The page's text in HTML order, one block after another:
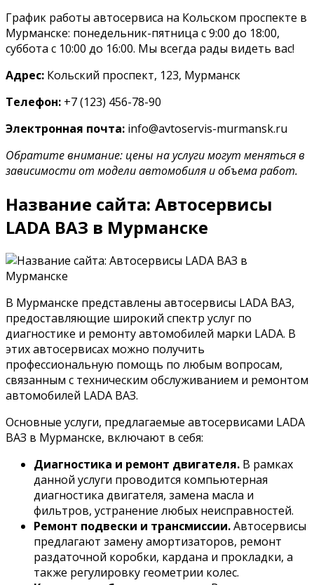
График работы автосервиса на Кольском проспекте в
Мурманске: понедельник-пятница с 9:00 до 18:00,
суббота с 10:00 до 16:00. Мы всегда рады видеть вас!
Адрес: Кольский проспект, 123, Мурманск
Телефон: +7 (123) 456-78-90
Электронная почта: info@avtoservis-murmansk.ru
Обратите внимание: цены на услуги могут меняться в
зависимости от модели автомобиля и объема работ.
Название сайта: Автосервисы
LADA ВАЗ в Мурманске
В Мурманске представлены автосервисы LADA ВАЗ,
предоставляющие широкий спектр услуг по
диагностике и ремонту автомобилей марки LADA. В
этих автосервисах можно получить
профессиональную помощь по любым вопросам,
связанным с техническим обслуживанием и ремонтом
автомобилей LADA ВАЗ.
Основные услуги, предлагаемые автосервисами LADA
ВАЗ в Мурманске, включают в себя:
Диагностика и ремонт двигателя. В рамках
данной услуги проводится компьютерная
диагностика двигателя, замена масла и
фильтров, устранение любых неисправностей.
Ремонт подвески и трансмиссии.Автосервисы
предлагают замену амортизаторов, ремонт
раздаточной коробки, кардана и прокладки, а
также регулировку геометрии колес.